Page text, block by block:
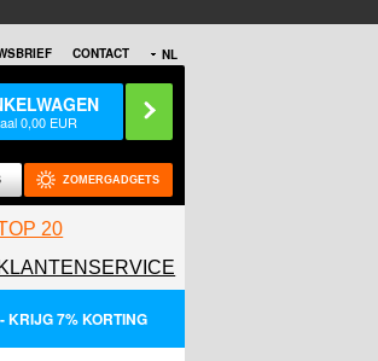
NL
CONTACT
0,00 EUR
ZOMERGADGETS
20
KLANTENSERVICE
KRIJG 7% KORTING